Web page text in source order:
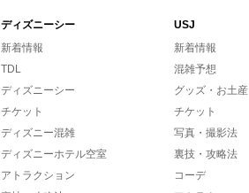
ディズニーシー
USJ
新着情報
TDL
ディズニーシー
チケット
ディズニー混雑
ディズニーホテル空室
アトラクション
新着情報
混雑予想
グッズ・お土産
チケット
写真・撮影法
裏技・攻略法
コーデ